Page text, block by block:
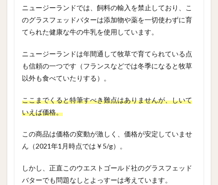
ニュージーランドでは、飼料の輸入を禁止しており、こ
のグラスフェッドバターは添加物や薬を一切使わずに育
てられた健康な牛の牛乳を使用しています。
ニュージーランドは年間通して牧草で育てられている点
も信頼の一つです（フランスなどでは冬季になると牧草
以外も食べていたりする）。
ここまでくると特筆すべき難点はありませんが、しいて
いえば価格。
この商品は価格の変動が激しく、価格が安定していませ
ん（2021年1月時点では￥5/g）。
しかし、正直このウエストゴールド社のグラスフェッド
バターでも問題なしとよっすーは考えています。